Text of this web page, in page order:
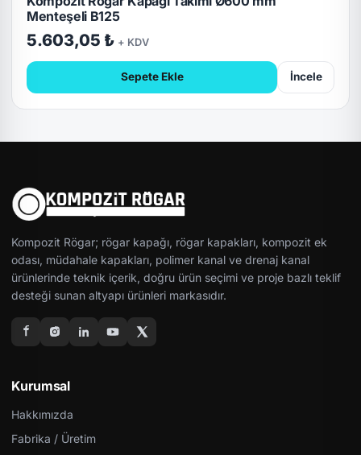
Menteşeli B125
5.603,05 ₺ + KDV
Sepete Ekle İncele
Kompozit Rögar; rögar kapağı, rögar kapakları, kompozit ek
odası, müdahale kapakları, polimer kanal ve drenaj kanal
ürünlerinde teknik içerik, doğru ürün seçimi ve proje bazlı teklif
desteği sunan altyapı ürünleri markasıdır.
Kurumsal
Hakkımızda
Fabrika / Üretim